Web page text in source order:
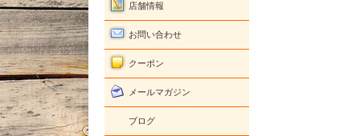
店舗情報
お問い合わせ
クーポン
メールマガジン
ブログ